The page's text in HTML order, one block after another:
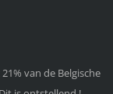
van de Belgische